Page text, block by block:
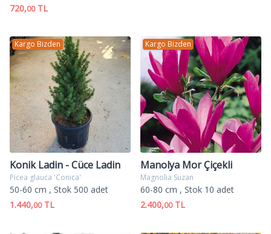
720,00TL
Kargo Bizden
Konik Ladin - Cüce Ladin
Picea glauca 'Conica'
50-60 cm , Stok 500 adet
1.440,00TL
Kargo Bizden
Manolya Mor Çiçekli
Magnolia Suzan
60-80 cm , Stok 10 adet
2.400,00TL